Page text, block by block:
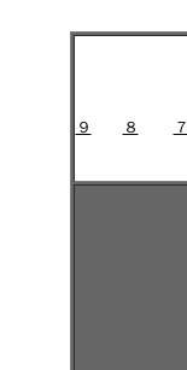
９
８ ７